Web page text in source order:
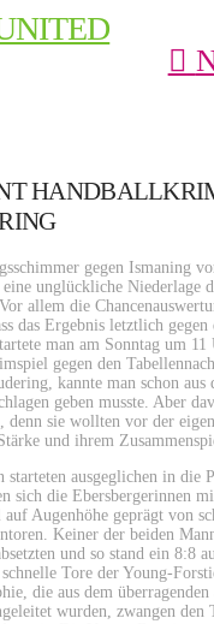
gegen Ismaning
unglückliche Niederlage
allem die
das Ergebnis letztlich gegen
man am Sonntag um 11
gegen den
kannte man schon
geben musste. Aber
denn sie wollten vor der
und ihrem
starteten ausgeglichen in die
sich die Ebersbergerinnen
Augenhöhe geprägt von
Keiner der beiden
und so stand ein 8:8
Tore der Young-
die aus dem überragenden
wurden, zwangen den